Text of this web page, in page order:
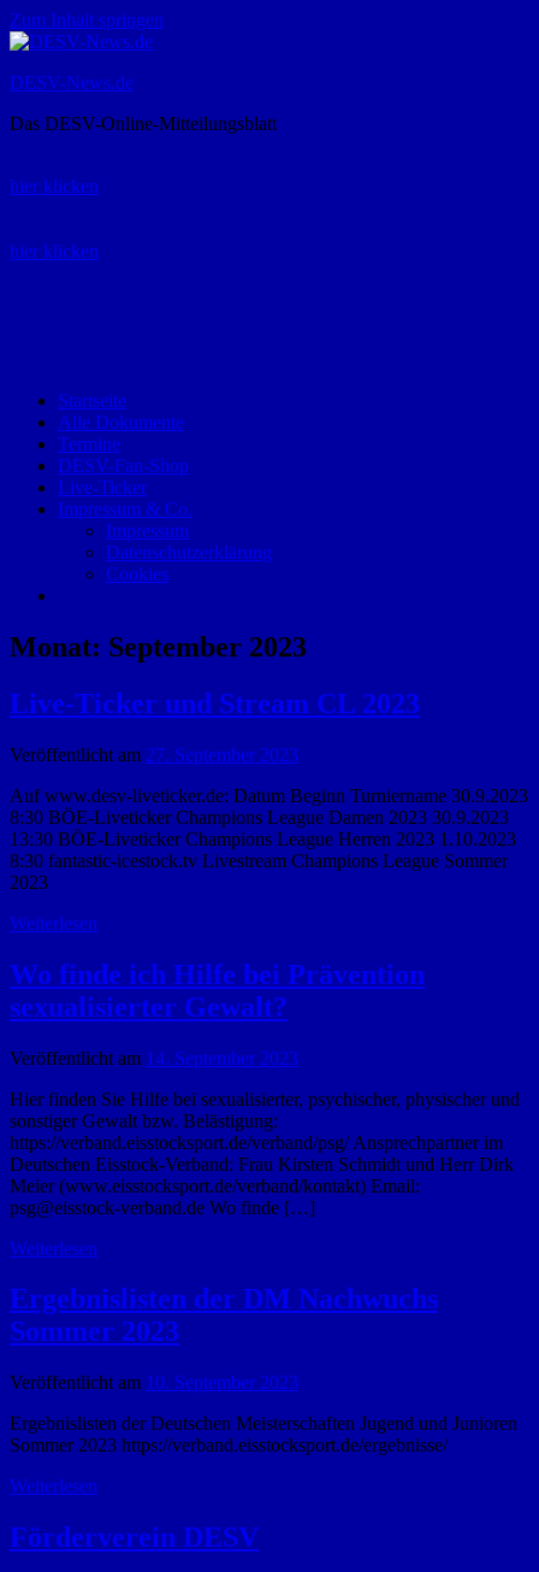
Zum Inhalt springen
DESV-News.de
Das DESV-Online-Mitteilungsblatt
hier klicken
hier klicken
Startseite
Alle Dokumente
Termine
DESV-Fan-Shop
Live-Ticker
Impressum & Co.
Impressum
Datenschutzerklärung
Cookies
Monat: September 2023
Live-Ticker und Stream CL 2023
Veröffentlicht am 27. September 2023
Auf www.desv-liveticker.de: Datum Beginn Turniername 30.9.2023
8:30 BÖE-Liveticker Champions League Damen 2023 30.9.2023
13:30 BÖE-Liveticker Champions League Herren 2023 1.10.2023
8:30 fantastic-icestock.tv Livestream Champions League Sommer
2023
Weiterlesen
Wo finde ich Hilfe bei Prävention
sexualisierter Gewalt?
Veröffentlicht am 14. September 2023
Hier finden Sie Hilfe bei sexualisierter, psychischer, physischer und
sonstiger Gewalt bzw. Belästigung:
https://verband.eisstocksport.de/verband/psg/ Ansprechpartner im
Deutschen Eisstock-Verband: Frau Kirsten Schmidt und Herr Dirk
Meier (www.eisstocksport.de/verband/kontakt) Email:
psg@eisstock-verband.de Wo finde […]
Weiterlesen
Ergebnislisten der DM Nachwuchs
Sommer 2023
Veröffentlicht am 10. September 2023
Ergebnislisten der Deutschen Meisterschaften Jugend und Junioren
Sommer 2023 https://verband.eisstocksport.de/ergebnisse/
Weiterlesen
Förderverein DESV